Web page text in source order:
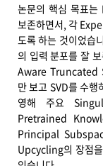
논문의 핵심 목표
보존하면서, 각
도록 하는 것이었
의 입력 분포를 잘
Aware Truncated
만 보고 SVD를 수
영해 주요
Pretrained
Principal
Upcycling의 장점